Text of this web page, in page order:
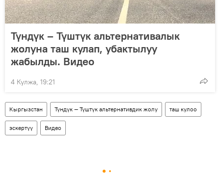
Түндүк – Түштүк альтернативалык
жолуна таш кулап, убактылуу
жабылды. Видео
4 Кулжа, 19:21
Кыргызстан Түндүк — Түштүк альтернативдик жолу таш кулоо
эскертүү Видео